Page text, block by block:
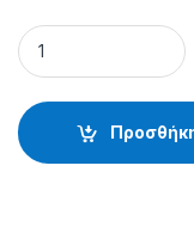
ΒΑΣΗ ΠΑΡΑΜΑΛΩΝ 6